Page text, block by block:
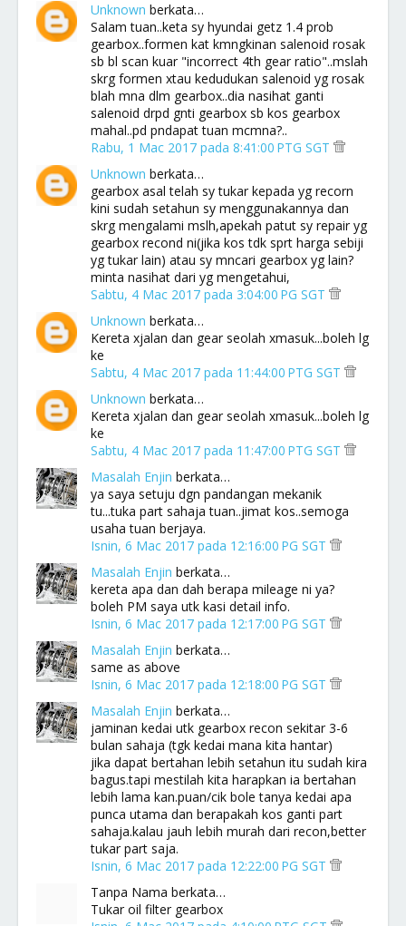
Unknown berkata…
Salam tuan..keta sy hyundai getz 1.4 prob
gearbox..formen kat kmngkinan salenoid rosak
sb bl scan kuar "incorrect 4th gear ratio"..mslah
skrg formen xtau kedudukan salenoid yg rosak
blah mna dlm gearbox..dia nasihat ganti
salenoid drpd gnti gearbox sb kos gearbox
mahal..pd pndapat tuan mcmna?..
Rabu, 1 Mac 2017 pada 8:41:00 PTG SGT
Unknown berkata…
gearbox asal telah sy tukar kepada yg recorn
kini sudah setahun sy menggunakannya dan
skrg mengalami mslh,apekah patut sy repair yg
gearbox recond ni(jika kos tdk sprt harga sebiji
yg tukar lain) atau sy mncari gearbox yg lain?
minta nasihat dari yg mengetahui,
Sabtu, 4 Mac 2017 pada 3:04:00 PG SGT
Unknown berkata…
Kereta xjalan dan gear seolah xmasuk...boleh lg
ke
Sabtu, 4 Mac 2017 pada 11:44:00 PTG SGT
Unknown berkata…
Kereta xjalan dan gear seolah xmasuk...boleh lg
ke
Sabtu, 4 Mac 2017 pada 11:47:00 PTG SGT
Masalah Enjin berkata…
ya saya setuju dgn pandangan mekanik
tu...tuka part sahaja tuan..jimat kos..semoga
usaha tuan berjaya.
Isnin, 6 Mac 2017 pada 12:16:00 PG SGT
Masalah Enjin berkata…
kereta apa dan dah berapa mileage ni ya?
boleh PM saya utk kasi detail info.
Isnin, 6 Mac 2017 pada 12:17:00 PG SGT
Masalah Enjin berkata…
same as above
Isnin, 6 Mac 2017 pada 12:18:00 PG SGT
Masalah Enjin berkata…
jaminan kedai utk gearbox recon sekitar 3-6
bulan sahaja (tgk kedai mana kita hantar)
jika dapat bertahan lebih setahun itu sudah kira
bagus.tapi mestilah kita harapkan ia bertahan
lebih lama kan.puan/cik bole tanya kedai apa
punca utama dan berapakah kos ganti part
sahaja.kalau jauh lebih murah dari recon,better
tukar part saja.
Isnin, 6 Mac 2017 pada 12:22:00 PG SGT
Tanpa Nama berkata…
Tukar oil filter gearbox